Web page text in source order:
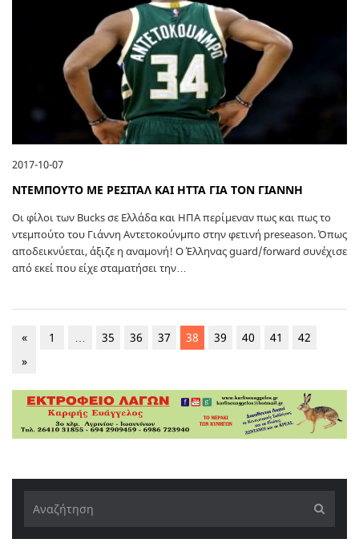
2017-10-07
ΝΤΕΜΠΟΥΤΟ ΜΕ ΡΕΣΙΤΑΛ ΚΑΙ ΗΤΤΑ ΓΙΑ ΤΟΝ ΓΙΑΝΝΗ
Οι φίλοι των Bucks σε Ελλάδα και ΗΠΑ περίμεναν πως και πως το
ντεμπούτο του Γιάννη Αντετοκούνμπο στην φετινή preseason. Όπως
αποδεικνύεται, άξιζε η αναμονή! Ο Έλληνας guard/forward συνέχισε
από εκεί που είχε σταματήσει την…
« 1 … 35 36 37 38 39 40 41
42
»